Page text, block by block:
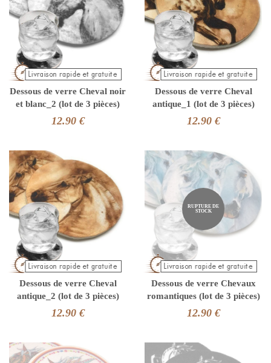
Dessous de verre Cheval noir
et blanc_2 (lot de 3 pièces)
12.90 €
Dessous de verre Cheval
antique_1 (lot de 3 pièces)
12.90 €
Dessous de verre Cheval
antique_2 (lot de 3 pièces)
12.90 €
RUPTURE DE
STOCK
Dessous de verre Chevaux
romantiques (lot de 3 pièces)
12.90 €